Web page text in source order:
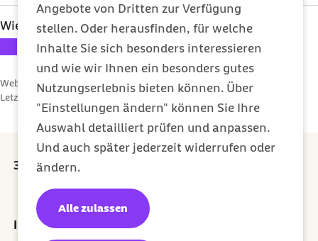
Angebote von Dritten zur Verfügung
stellen. Oder herausfinden, für welche
Inhalte Sie sich besonders interessieren
und wie wir Ihnen ein besonders gutes
Nutzungserlebnis bieten können. Über
"Einstellungen ändern" können Sie Ihre
Auswahl detailliert prüfen und anpassen.
Und auch später jederzeit widerrufen oder
ändern.
Alle zulassen
Wie hat Ihnen dieser Artikel gefallen?
Ihre Bewertung: 1 Stern
Ihre Bewertung: 2 Sterne
Ihre Bewertung: 3 Sterne
Ihre Bewertung: 4 Sterne
Ihre Bewertung: 5 Sterne
Webcode: s000129
Letzte Aktualisierung:
30 Euro Prämie für jede erfolgreiche Empfehlung
externer Link:
Prämie sichern
Ihr Newsletter für ein gesünderes Leben